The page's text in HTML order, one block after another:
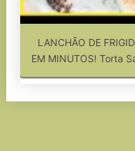
LANCHÃO DE
EM MINUTOS! Torta